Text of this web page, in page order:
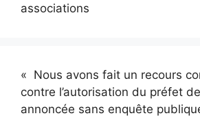
associations
« Nous avons fait un recours
contre l’autorisation du préfet
annoncée sans enquête